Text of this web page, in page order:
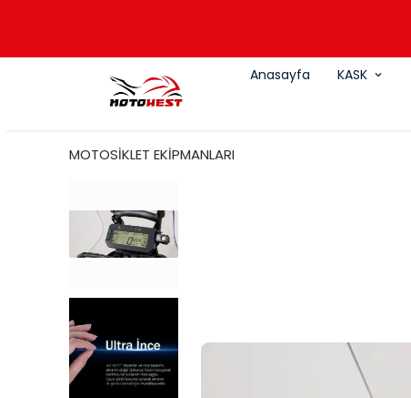
Anasayfa KASK
MOTOSİKLET EKİPMANLARI